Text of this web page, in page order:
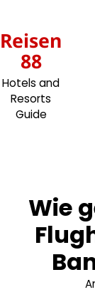
content
Reisen
88
Hotels and
Resorts
Guide
Wie